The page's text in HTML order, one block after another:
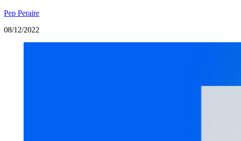
Pep Peraire
08/12/2022